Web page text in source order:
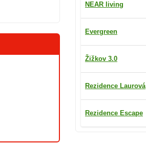
NEAR living
Evergreen
Žižkov 3.0
Rezidence Laurová
Rezidence Escape